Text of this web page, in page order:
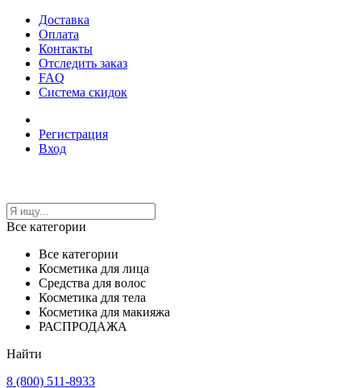
Доставка
Оплата
Контакты
Отследить заказ
FAQ
Система скидок
Регистрация
Вход
Все категории
Все категории
Косметика для лица
Средства для волос
Косметика для тела
Косметика для макияжа
РАСПРОДАЖА
Найти
8 (800) 511-8933